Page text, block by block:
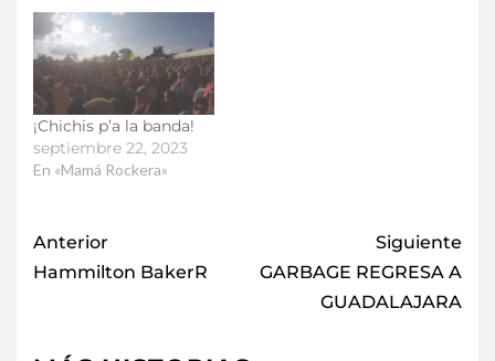
¡Chichis p’a la banda!
septiembre 22, 2023
En «Mamá Rockera»
Anterior
Hammilton BakerR
Siguiente
GARBAGE REGRESA A
GUADALAJARA